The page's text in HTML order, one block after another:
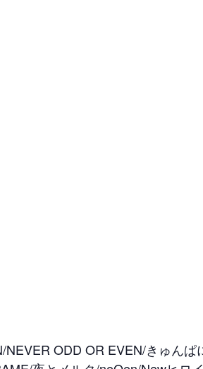
ODD OR EVEN/きゅんぱ